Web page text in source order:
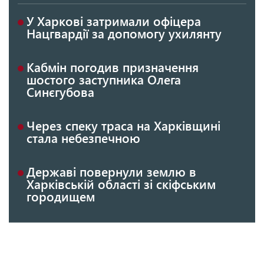
У Харкові затримали офіцера
Нацгвардії за допомогу ухилянту
Кабмін погодив призначення
шостого заступника Олега
Синєгубова
Через спеку траса на Харківщині
стала небезпечною
Державі повернули землю в
Харківській області зі скіфським
городищем